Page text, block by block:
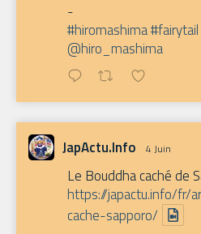
-
#hiromashima#fairytail
@hiro_mashima
JapActu.Info 4 Juin
Le Bouddha caché de
https://japactu.info/fr/
cache-sapporo/